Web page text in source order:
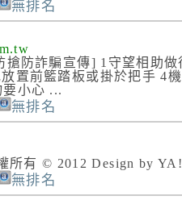
無排名
搶防詐騙宣傳] 1守望相助
置前籃踏板或掛於把手 4
要小心 ...
無排名
所有 © 2012 Design by
無排名